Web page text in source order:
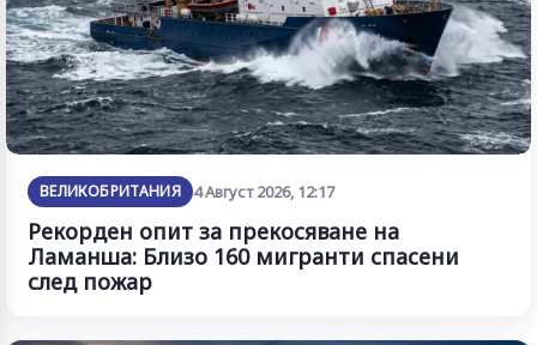
ВЕЛИКОБРИТАНИЯ 4 Август 2026, 12:17
Рекорден опит за прекосяване на
Ламанша: Близо 160 мигранти спасени
след пожар